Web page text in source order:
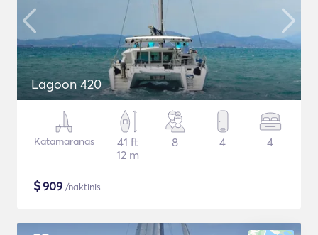
Lagoon 420
Katamaranas
41 ft
12 m
8 4 4
$909 /naktinis